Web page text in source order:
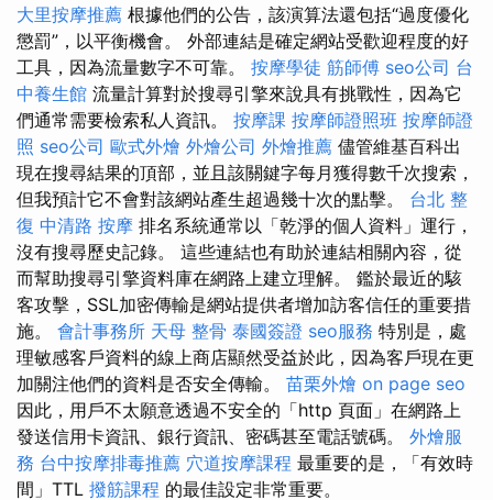
大里按摩推薦 根據他們的公告，該演算法還包括“過度優化
懲罰”，以平衡機會。 外部連結是確定網站受歡迎程度的好
工具，因為流量數字不可靠。 按摩學徒 筋師傅 seo公司 台
中養生館 流量計算對於搜尋引擎來說具有挑戰性，因為它
們通常需要檢索私人資訊。 按摩課 按摩師證照班 按摩師證
照 seo公司 歐式外燴 外燴公司 外燴推薦 儘管維基百科出
現在搜尋結果的頂部，並且該關鍵字每月獲得數千次搜索，
但我預計它不會對該網站產生超過幾十次的點擊。 台北 整
復 中清路 按摩 排名系統通常以「乾淨的個人資料」運行，
沒有搜尋歷史記錄。 這些連結也有助於連結相關內容，從
而幫助搜尋引擎資料庫在網路上建立理解。 鑑於最近的駭
客攻擊，SSL加密傳輸是網站提供者增加訪客信任的重要措
施。 會計事務所 天母 整骨 泰國簽證 seo服務 特別是，處
理敏感客戶資料的線上商店顯然受益於此，因為客戶現在更
加關注他們的資料是否安全傳輸。 苗栗外燴 on page seo
因此，用戶不太願意透過不安全的「http 頁面」在網路上
發送信用卡資訊、銀行資訊、密碼甚至電話號碼。 外燴服
務 台中按摩排毒推薦 穴道按摩課程 最重要的是，「有效時
間」TTL 撥筋課程 的最佳設定非常重要。